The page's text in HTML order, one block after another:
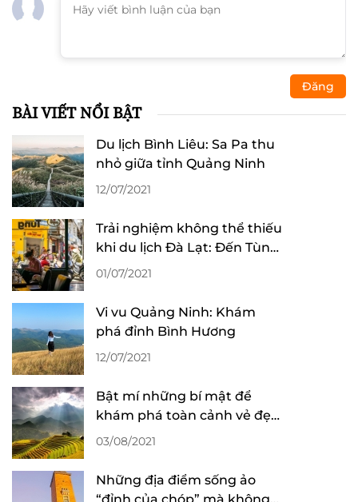
Đăng
BÀI VIẾT NỔI BẬT
Du lịch Bình Liêu: Sa Pa thu
nhỏ giữa tỉnh Quảng Ninh
12/07/2021
Trải nghiệm không thể thiếu
khi du lịch Đà Lạt: Đến Tùng
“làm” ly cafe!
01/07/2021
Vi vu Quảng Ninh: Khám
phá đỉnh Bình Hương
12/07/2021
Bật mí những bí mật để
khám phá toàn cảnh vẻ đẹp
mùa lúa chín ở Sa Pa
03/08/2021
Những địa điểm sống ảo